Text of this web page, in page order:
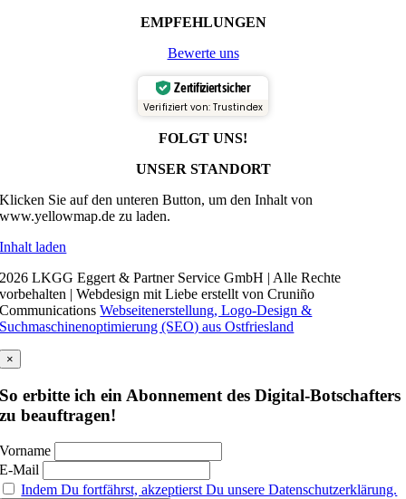
EMPFEHLUNGEN
Bewerte uns
Zertifiziert sicher
Verifiziert von: Trustindex
FOLGT UNS!
UNSER STANDORT
Klicken Sie auf den unteren Button, um den Inhalt von
www.yellowmap.de zu laden.
Inhalt laden
2026 LKGG Eggert & Partner Service GmbH | Alle Rechte
vorbehalten | Webdesign mit Liebe erstellt von Cruniño
CommunicationsWebseitenerstellung, Logo-Design &
Suchmaschinenoptimierung (SEO) aus Ostfriesland
×
So erbitte ich ein Abonnement des Digital-Botschafters
zu beauftragen!
Vorname
E-Mail
Indem Du fortfährst, akzeptierst Du unsere Datenschutzerklärung.